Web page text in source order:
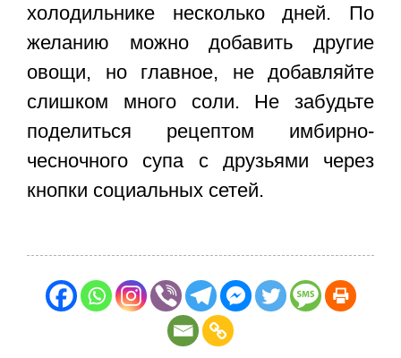
холодильнике несколько дней. По
желанию можно добавить другие
овощи, но главное, не добавляйте
слишком много соли. Не забудьте
поделиться рецептом имбирно-
чесночного супа с друзьями через
кнопки социальных сетей.